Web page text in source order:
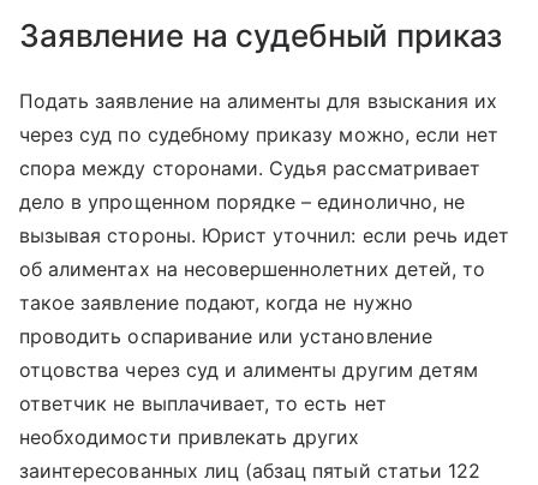
Заявление на судебный приказ
Подать заявление на алименты для взыскания их
через суд по судебному приказу можно, если нет
спора между сторонами. Судья рассматривает
дело в упрощенном порядке – единолично, не
вызывая стороны. Юрист уточнил: если речь идет
об алиментах на несовершеннолетних детей, то
такое заявление подают, когда не нужно
проводить оспаривание или установление
отцовства через суд и алименты другим детям
ответчик не выплачивает, то есть нет
необходимости привлекать других
заинтересованных лиц (абзац пятый статьи 122